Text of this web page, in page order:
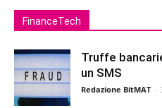
FinanceTech
Truffe
un SMS
Redazione BitMAT -